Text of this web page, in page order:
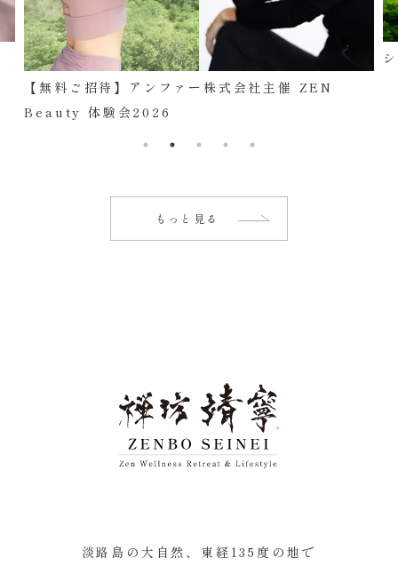
【無料ご招待】アンファー株式会社主催 ZEN
Beauty 体験会2026
もっと見る
淡路島の大自然、東経135度の地で